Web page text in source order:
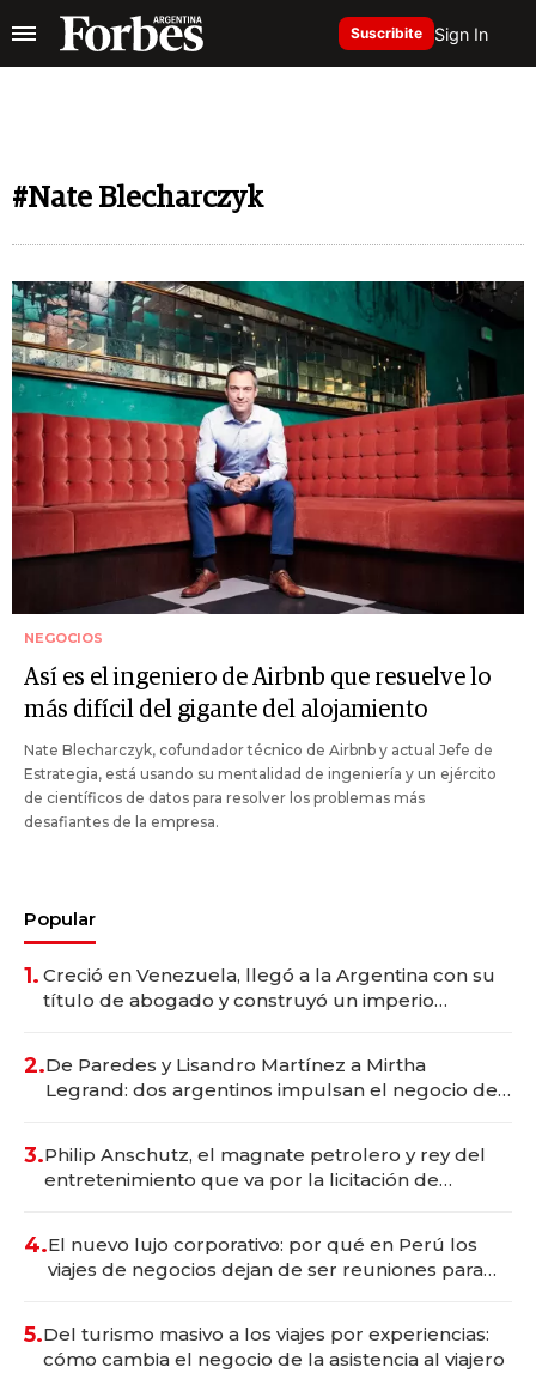
Suscribite Sign In
#Nate Blecharczyk
NEGOCIOS
Así es el ingeniero de Airbnb que resuelve lo
más difícil del gigante del alojamiento
Nate Blecharczyk, cofundador técnico de Airbnb y actual Jefe de
Estrategia, está usando su mentalidad de ingeniería y un ejército
de científicos de datos para resolver los problemas más
desafiantes de la empresa.
Popular
1. Creció en Venezuela, llegó a la Argentina con su
título de abogado y construyó un imperio
2.De Paredes y Lisandro Martínez a Mirtha
Legrand: dos argentinos impulsan el negocio del
3.Philip Anschutz, el magnate petrolero y rey del
entretenimiento que va por la licitación de
4.El nuevo lujo corporativo: por qué en Perú los
viajes de negocios dejan de ser reuniones para
5.Del turismo masivo a los viajes por experiencias:
cómo cambia el negocio de la asistencia al viajero